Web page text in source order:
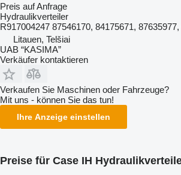
Preis auf Anfrage
Hydraulikverteiler
R917004247 87546170, 84175671,
Litauen, Telšiai
UAB “KASIMA”
Verkäufer kontaktieren
Verkaufen Sie Maschinen oder Fahrzeuge?
Mit uns - können Sie das tun!
Ihre Anzeige einstellen
Preise für Case IH